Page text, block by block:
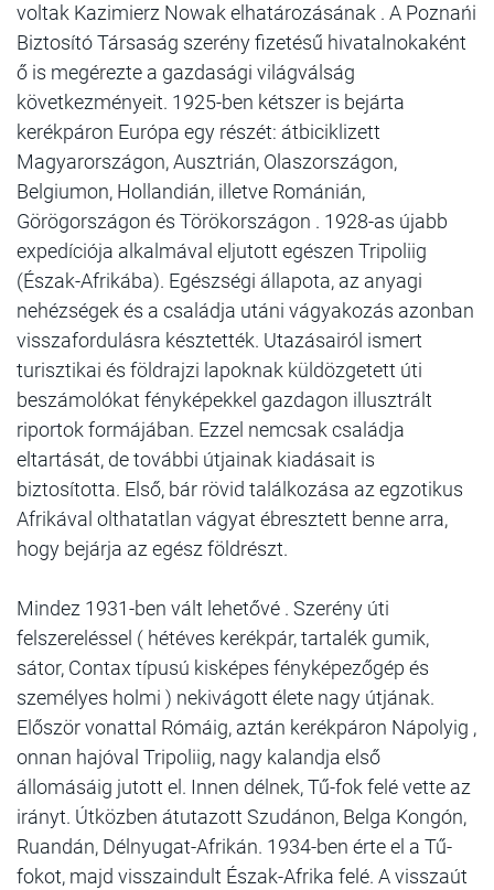
voltak Kazimierz Nowak elhatározásának . A Poznańi
Biztosító Társaság szerény fizetésű hivatalnokaként
ő is megérezte a gazdasági világválság
következményeit. 1925-ben kétszer is bejárta
kerékpáron Európa egy részét: átbiciklizett
Magyarországon, Ausztrián, Olaszországon,
Belgiumon, Hollandián, illetve Románián,
Görögországon és Törökországon . 1928-as újabb
expedíciója alkalmával eljutott egészen Tripoliig
(Észak-Afrikába). Egészségi állapota, az anyagi
nehézségek és a családja utáni vágyakozás azonban
visszafordulásra késztették. Utazásairól ismert
turisztikai és földrajzi lapoknak küldözgetett úti
beszámolókat fényképekkel gazdagon illusztrált
riportok formájában. Ezzel nemcsak családja
eltartását, de további útjainak kiadásait is
biztosította. Első, bár rövid találkozása az egzotikus
Afrikával olthatatlan vágyat ébresztett benne arra,
hogy bejárja az egész földrészt.
Mindez 1931-ben vált lehetővé . Szerény úti
felszereléssel ( hétéves kerékpár, tartalék gumik,
sátor, Contax típusú kisképes fényképezőgép és
személyes holmi ) nekivágott élete nagy útjának.
Először vonattal Rómáig, aztán kerékpáron Nápolyig ,
onnan hajóval Tripoliig, nagy kalandja első
állomásáig jutott el. Innen délnek, Tű-fok felé vette az
irányt. Útközben átutazott Szudánon, Belga Kongón,
Ruandán, Délnyugat-Afrikán. 1934-ben érte el a Tű-
fokot, majd visszaindult Észak-Afrika felé. A visszaút